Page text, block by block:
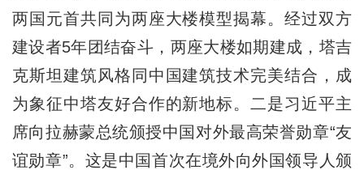
两国元首共同为两座大楼模型揭幕。经过双方
建设者5年团结奋斗，两座大楼如期建成，塔吉
克斯坦建筑风格同中国建筑技术完美结合，成
为象征中塔友好合作的新地标。二是习近平主
席向拉赫蒙总统颁授中国对外最高荣誉勋章“友
谊勋章”。这是中国首次在境外向外国领导人颁